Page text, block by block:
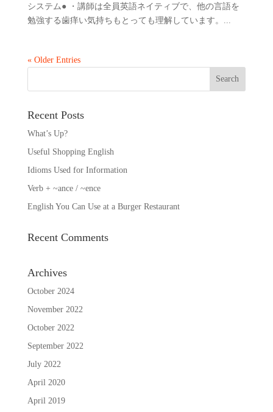
システム● ・講師は全員英語ネイティブで、他の言語を
勉強する歯痒い気持ちもとっても理解しています。...
« Older Entries
Recent Posts
What’s Up?
Useful Shopping English
Idioms Used for Information
Verb + ~ance / ~ence
English You Can Use at a Burger Restaurant
Recent Comments
Archives
October 2024
November 2022
October 2022
September 2022
July 2022
April 2020
April 2019